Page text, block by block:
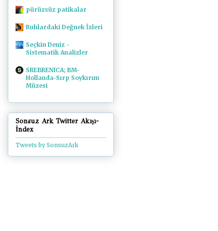
pürüzsüz patikalar
Ruhlardaki Değnek İzleri
Seçkin Deniz -
Sistematik Analizler
SREBRENICA; BM-
Hollanda-Sırp Soykırım
Müzesi
Sonsuz Ark Twitter Akışı-
İndex
Tweets by SonsuzArk